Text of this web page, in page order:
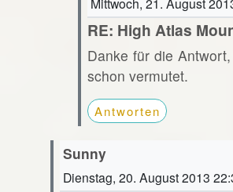
RE: High Atlas
Danke für die
schon vermutet.
Antworten
Sunny
Dienstag, 20. August 2013